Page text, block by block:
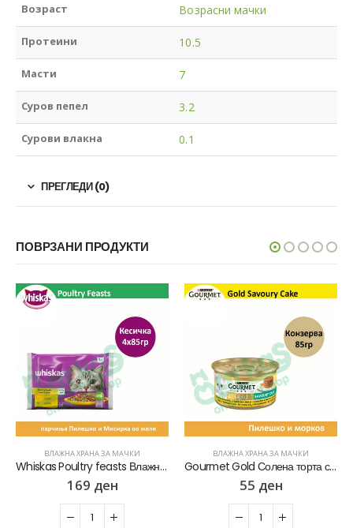
Возраст Возрасни мачки
Протеини 10.5
Масти 7
Суров пепел 3.2
Сурови влакна 0.1
ПРЕГЛЕДИ (0)
ПОВРЗАНИ ПРОДУКТИ
ВЛАЖНА ХРАНА ЗА МАЧКИ
Whiskas Poultry feasts Влажна храна за Возрасни мачки со Парчиња Пилешко и Мисирка во желе [Кесичка 4×85гр]
169 ден
ВЛАЖНА ХРАНА ЗА МАЧКИ
Gourmet Gold Солена торта со Пилешко и морков во сос [Конзерва 85гр]
55 ден